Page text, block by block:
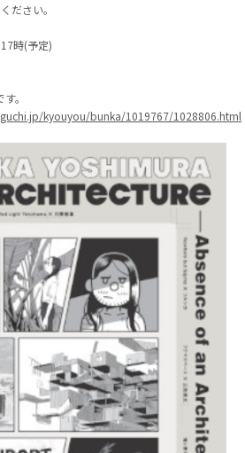
ださい。
時(予定)
。
kyouyou/bunka/1019767/1028806.html